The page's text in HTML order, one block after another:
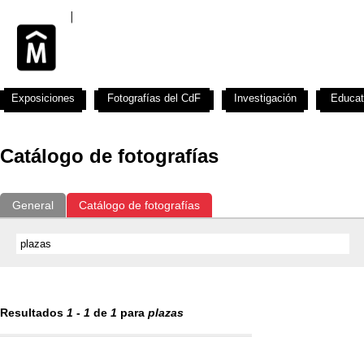
Catálogo de fotografías
General Catálogo de fotografías
Resultados 1 - 1 de 1 para plazas
Exposiciones Fotografías del CdF Investigación